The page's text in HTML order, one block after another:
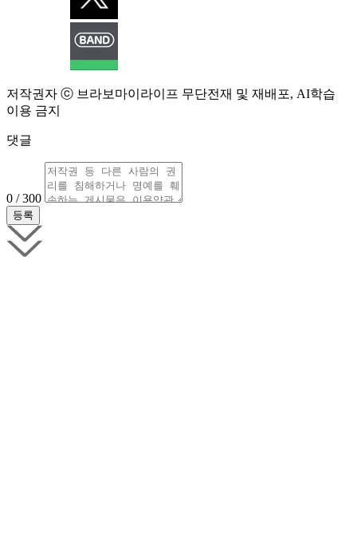
저작권자 ⓒ 브라보마이라이프 무단전재 및 재배포, AI학습
이용 금지
댓글
0 / 300